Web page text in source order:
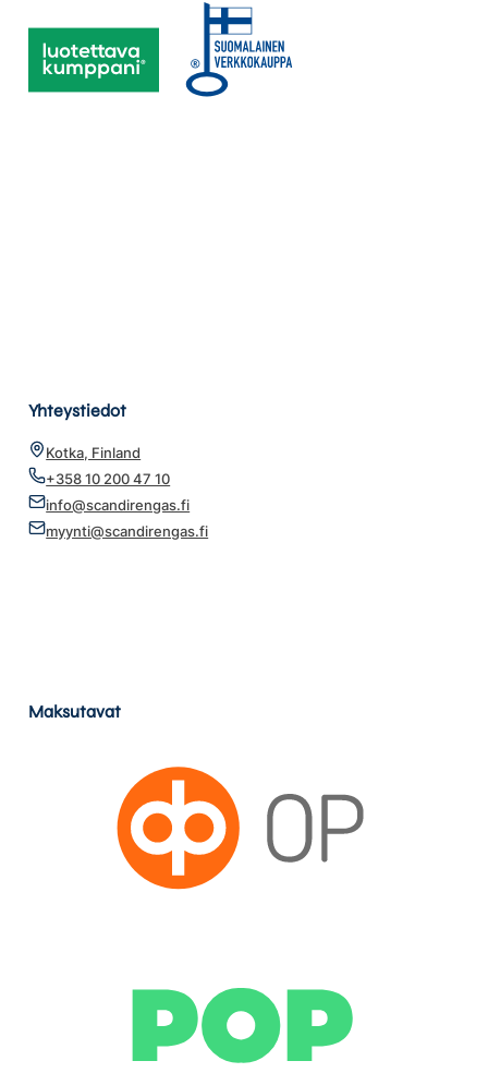
Yhteystiedot
Kotka, Finland
+358 10 200 47 10
info@scandirengas.fi
myynti@scandirengas.fi
Maksutavat